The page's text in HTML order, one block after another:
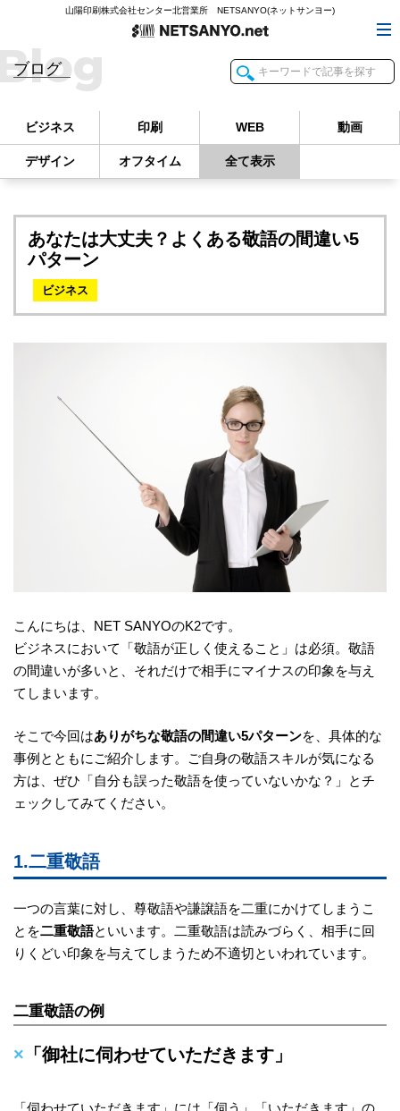
山陽印刷株式会社センター北営業所 NETSANYO(ネットサンヨー)
ブログ
ビジネス 印刷 WEB 動画
デザイン オフタイム 全て表示
あなたは大丈夫？よくある敬語の間違い5
パターン
ビジネス
こんにちは、NET SANYOのK2です。
ビジネスにおいて「敬語が正しく使えること」は必須。敬語
の間違いが多いと、それだけで相手にマイナスの印象を与え
てしまいます。
そこで今回はありがちな敬語の間違い5パターンを、具体的な
事例とともにご紹介します。ご自身の敬語スキルが気になる
方は、ぜひ「自分も誤った敬語を使っていないかな？」とチ
ェックしてみてください。
1.二重敬語
一つの言葉に対し、尊敬語や謙譲語を二重にかけてしまうこ
とを二重敬語といいます。二重敬語は読みづらく、相手に回
りくどい印象を与えてしまうため不適切といわれています。
二重敬語の例
× 「御社に伺わせていただきます」
「伺わせていただきます」には「伺う」「いただきます」の